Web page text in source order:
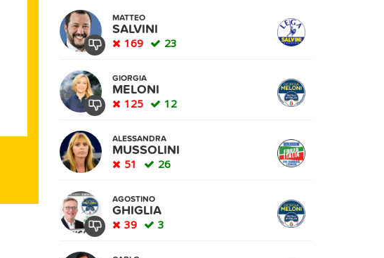
MATTEO
SALVINI
169 23
GIORGIA
MELONI
125 12
ALESSANDRA
MUSSOLINI
51 26
AGOSTINO
GHIGLIA
39 3